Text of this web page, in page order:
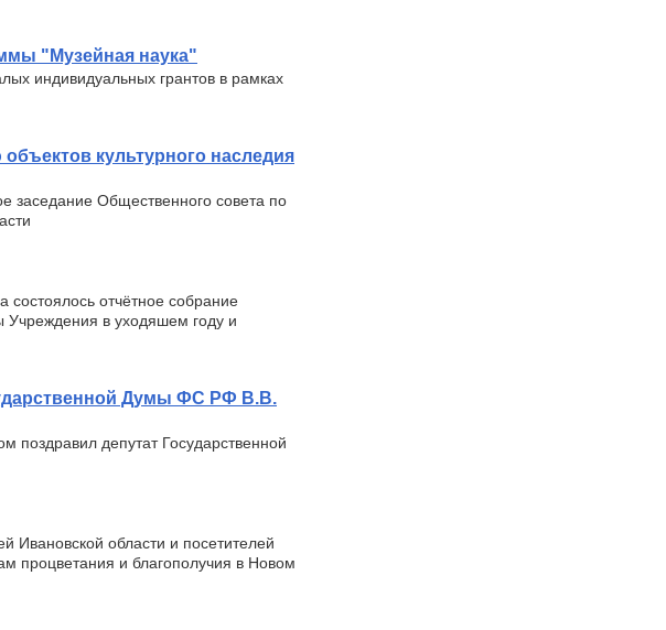
"Музейная наука"
индивидуальных грантов в рамках
культурного наследия
заседание Общественного совета по
отчётное собрание
Учреждения в уходяшем году и
Думы ФС РФ В.В.
депутат Государственной
Ивановской области и посетителей
процветания и благополучия в Новом